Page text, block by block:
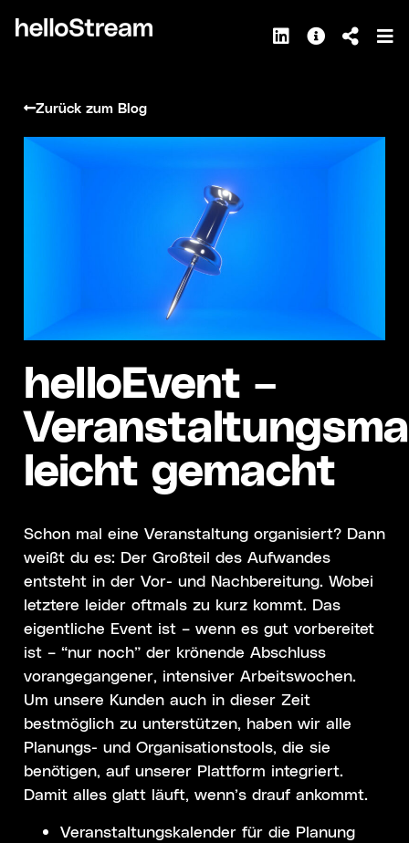
Zurück zum Blog
helloEvent –
leicht gemacht
Schon mal eine Veranstaltung organisiert? Dann
weißt du es: Der Großteil des Aufwandes
entsteht in der Vor- und Nachbereitung. Wobei
letztere leider oftmals zu kurz kommt. Das
eigentliche Event ist – wenn es gut vorbereitet
ist – “nur noch” der krönende Abschluss
vorangegangener, intensiver Arbeitswochen.
Um unsere Kunden auch in dieser Zeit
bestmöglich zu unterstützen, haben wir alle
Planungs- und Organisationstools, die sie
benötigen, auf unserer Plattform integriert.
Damit alles glatt läuft, wenn’s drauf ankommt.
Veranstaltungskalender für die Planung